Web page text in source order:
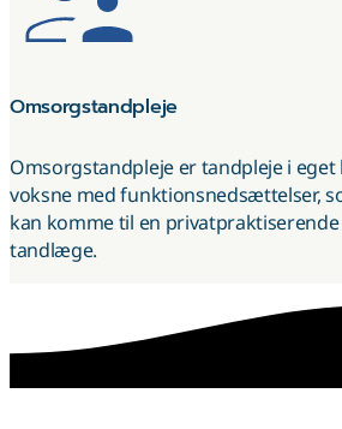
Omsorgs­tandpleje
Omsorgstandpleje er tandpleje i eget
voksne med funktionsnedsættelser,
kan komme til en privatpraktiserende
tandlæge.